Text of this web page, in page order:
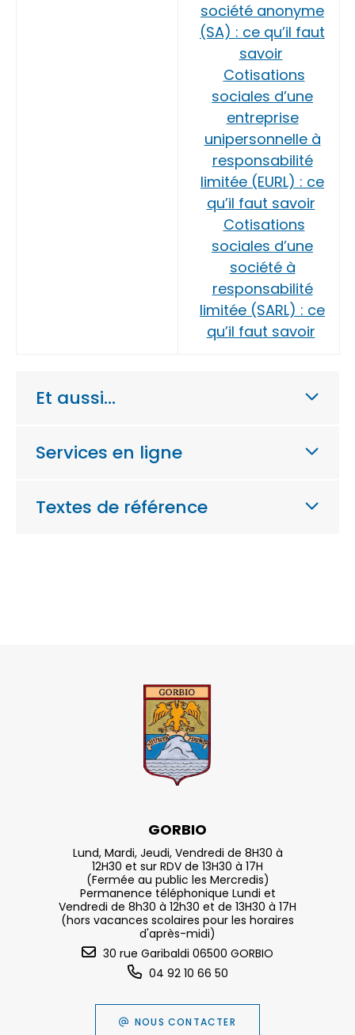
société anonyme
(SA) : ce qu’il faut
savoir
Cotisations
sociales d’une
entreprise
unipersonnelle à
responsabilité
limitée (EURL) : ce
qu’il faut savoir
Cotisations
sociales d’une
société à
responsabilité
limitée (SARL) : ce
qu’il faut savoir
Et aussi…
Services en ligne
Textes de référence
GORBIO
Lund, Mardi, Jeudi, Vendredi de 8H30 à
12H30 et sur RDV de 13H30 à 17H
(Fermée au public les Mercredis)
Permanence téléphonique Lundi et
Vendredi de 8h30 à 12h30 et de 13H30 à 17H
(hors vacances scolaires pour les horaires
d'après-midi)
30 rue Garibaldi 06500 GORBIO
04 92 10 66 50
NOUS CONTACTER